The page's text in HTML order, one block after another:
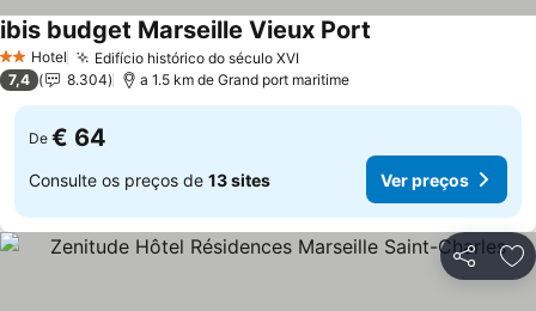
2 Estrelas
Hotel Edifício histórico do século XVIVer preços
ibis budget Marseille Vieux Port
7,4 8.304 a 1.5 km de Grand port maritime
De € 64
Consulte os preços de 13 sites Ver preços
Partilhar